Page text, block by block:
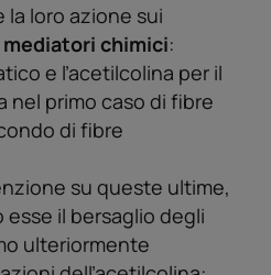
la loro azione sui
mediatori chimici:
e ľacetilcolina per il
nel primo caso di fibre
di fibre
su queste ultime,
il bersaglio degli
ulteriormente